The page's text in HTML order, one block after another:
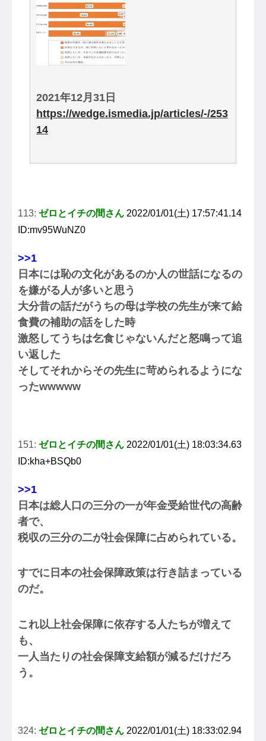
2021年12月31日
https://wedge.ismedia.jp/articles/-/253
14
113: ゼロとイチの間さん 2022/01/01(土) 17:57:41.14
ID:mv95WuNZ0
>>1
日本には恥の文化があるのか人の世話になるの
を嫌がる人が多いと思う
大分昔の話だがうちの母は学校の先生が来て給
食費の補助の話をした時
激怒してうちは乞食じゃないんだと怒鳴って追
い返した
そしてそれからその先生に苛められるようにな
ったwwwww
151: ゼロとイチの間さん 2022/01/01(土) 18:03:34.63
ID:kha+BSQb0
>>1
日本は総人口の三分の一が年金受給世代の高齢
者で、
税収の三分の二が社会保障に占められている。
すでに日本の社会保障政策は行き詰まっている
のだ。
これ以上社会保障に依存する人たちが増えて
も、
一人当たりの社会保障支給額が減るだけだろ
う。
324: ゼロとイチの間さん 2022/01/01(土) 18:33:02.94